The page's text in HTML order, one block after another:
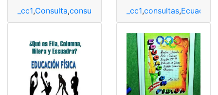
_cc1,Consulta,consulta online Educación física,
_cc1,consultas,Ecuador.